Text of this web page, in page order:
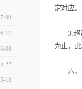
09
11
08
22
13
定对应。
3.超声
为止，
六、超